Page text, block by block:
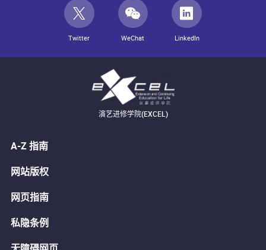
Twitter WeChat LinkedIn
演艺进修学院(EXCEL)
A-Z 指南
网站版权
网页指南
私隐条例